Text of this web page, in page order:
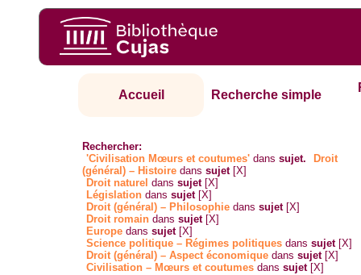
Accueil Recherche simple
Rechercher:
'Civilisation Mœurs et coutumes' danssujet.
Droit
(général) – Histoire danssujet [X]
Droit naturel danssujet [X]
Législation danssujet [X]
Droit (général) – Philosophie danssujet [X]
Droit romain danssujet [X]
Europe danssujet [X]
Science politique – Régimes politiques danssujet [X]
Droit (général) – Aspect économique danssujet [X]
Civilisation – Mœurs et coutumes danssujet [X]